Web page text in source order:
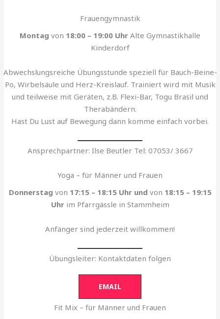
Frauengymnastik
Montag von 18:00 – 19:00 Uhr Alte Gymnastikhalle
Kinderdorf
Abwechslungsreiche Übungsstunde speziell für Bauch-Beine-
Po, Wirbelsäule und Herz-Kreislauf. Trainiert wird mit Musik
und teilweise mit Geräten, z.B. Flexi-Bar, Togu Brasil und
Therabändern.
Hast Du Lust auf Bewegung dann komme einfach vorbei.
Ansprechpartner: Ilse Beutler Tel: 07053/ 3667
Yoga – für Männer und Frauen
Donnerstag von 17:15 – 18:15 Uhr und von 18:15 – 19:15
Uhrim Pfarrgässle in Stammheim
Anfänger sind jederzeit willkommen!
Übungsleiter: Kontaktdaten folgen
EMAIL
Fit Mix – für Männer und Frauen